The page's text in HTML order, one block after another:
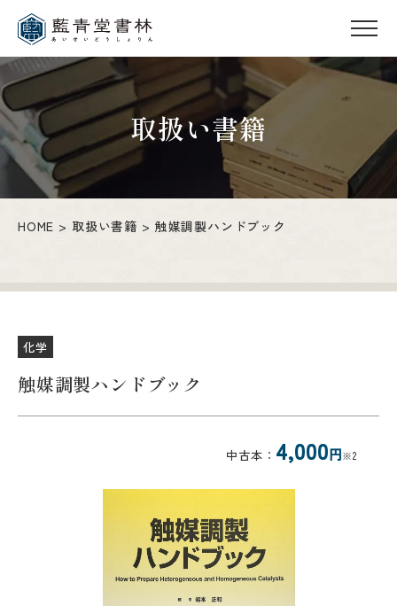
取扱い書籍
HOME 取扱い書籍 触媒調製ハンドブック
化学
触媒調製ハンドブック
中古本： 4,000円※2